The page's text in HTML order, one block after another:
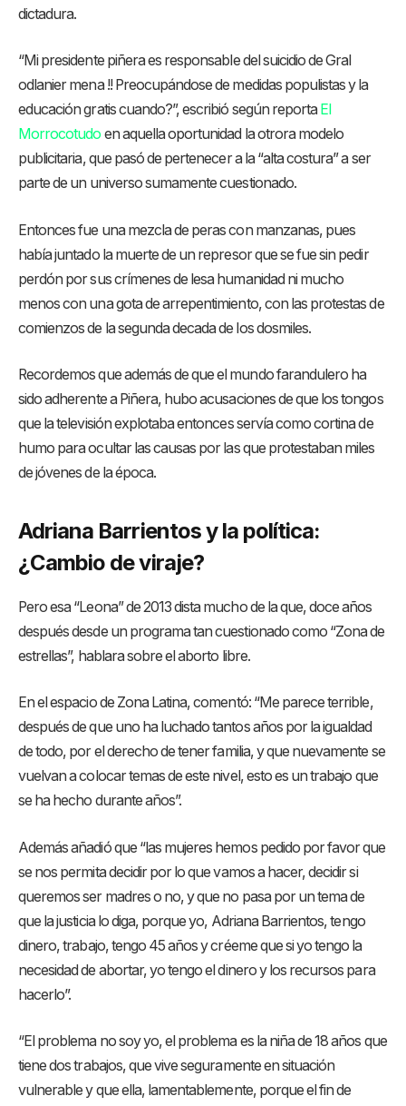
dictadura.
“Mi presidente piñera es responsable del suicidio de Gral
odlanier mena !! Preocupándose de medidas populistas y la
educación gratis cuando?”, escribió según reporta El
Morrocotudo en aquella oportunidad la otrora modelo
publicitaria, que pasó de pertenecer a la “alta costura” a ser
parte de un universo sumamente cuestionado.
Entonces fue una mezcla de peras con manzanas, pues
había juntado la muerte de un represor que se fue sin pedir
perdón por sus crímenes de lesa humanidad ni mucho
menos con una gota de arrepentimiento, con las protestas de
comienzos de la segunda decada de los dosmiles.
Recordemos que además de que el mundo farandulero ha
sido adherente a Piñera, hubo acusaciones de que los tongos
que la televisión explotaba entonces servía como cortina de
humo para ocultar las causas por las que protestaban miles
de jóvenes de la época.
Adriana Barrientos y la política:
¿Cambio de viraje?
Pero esa “Leona” de 2013 dista mucho de la que, doce años
después desde un programa tan cuestionado como “Zona de
estrellas”, hablara sobre el aborto libre.
En el espacio de Zona Latina, comentó: “Me parece terrible,
después de que uno ha luchado tantos años por la igualdad
de todo, por el derecho de tener familia, y que nuevamente se
vuelvan a colocar temas de este nivel, esto es un trabajo que
se ha hecho durante años”.
Además añadió que “las mujeres hemos pedido por favor que
se nos permita decidir por lo que vamos a hacer, decidir si
queremos ser madres o no, y que no pasa por un tema de
que la justicia lo diga, porque yo, Adriana Barrientos, tengo
dinero, trabajo, tengo 45 años y créeme que si yo tengo la
necesidad de abortar, yo tengo el dinero y los recursos para
hacerlo”.
“El problema no soy yo, el problema es la niña de 18 años que
tiene dos trabajos, que vive seguramente en situación
vulnerable y que ella, lamentablemente, porque el fin de